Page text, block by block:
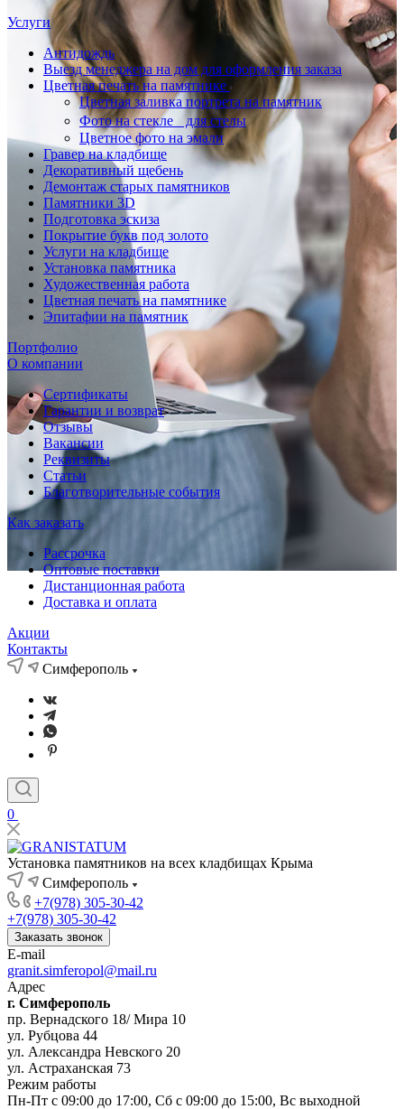
Услуги
Антидождь
Выезд менеджера на дом для оформления заказа
Цветная печать на памятнике
Цветная заливка портрета на памятник
Фото на стекле для стелы
Цветное фото на эмали
Гравер на кладбище
Декоративный щебень
Демонтаж старых памятников
Памятники 3D
Подготовка эскиза
Покрытие букв под золото
Услуги на кладбище
Установка памятника
Художественная работа
Цветная печать на памятнике
Эпитафии на памятник
Портфолио
О компании
Сертификаты
Гарантии и возврат
Отзывы
Вакансии
Реквизиты
Статьи
Благотворительные события
Как заказать
Рассрочка
Оптовые поставки
Дистанционная работа
Доставка и оплата
Акции
Контакты
Симферополь
0
Установка памятников на всех кладбищах Крыма
Симферополь
+7(978) 305-30-42
+7(978) 305-30-42
Заказать звонок
E-mail
granit.simferopol@mail.ru
Адрес
г. Симферополь
пр. Вернадского 18/ Мира 10
ул. Рубцова 44
ул. Александра Невского 20
ул. Астраханская 73
Режим работы
Пн-Пт с 09:00 до 17:00, Сб с 09:00 до 15:00, Вс выходной